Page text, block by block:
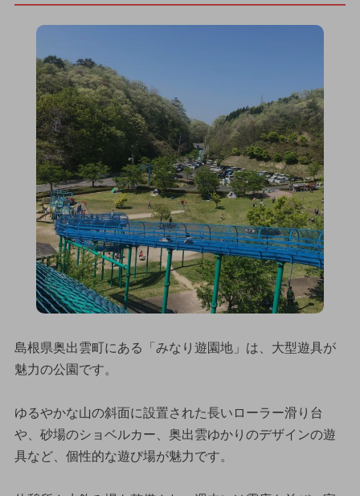
島根県奥出雲町にある「みなり遊園地」は、大型遊具が
魅力の公園です。
ゆるやかな山の斜面に設置された長いローラー滑り台
や、砂場のショベルカー、奥出雲ゆかりのデザインの遊
具など、個性的な遊び場が魅力です。